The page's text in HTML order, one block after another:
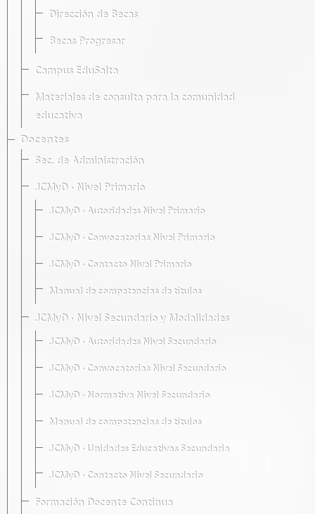
Dirección de Becas
Becas Progresar
Campus EduSalta
Materiales de consulta para la comunidad
educativa
Docentes
Sec. de Administración
JCMyD · Nivel Primario
JCMyD · Autoridades Nivel Primario
JCMyD · Convocatorias Nivel Primario
JCMyD · Contacto Nivel Primario
Manual de competencias de títulos
JCMyD · Nivel Secundario y Modalidades
JCMyD · Autoridades Nivel Secundario
JCMyD · Convocatorias Nivel Secundario
JCMyD · Normativa Nivel Secundario
Manual de competencias de títulos
JCMyD · Unidades Educativas Secundaria
JCMyD · Contacto Nivel Secundario
Formación Docente Continua